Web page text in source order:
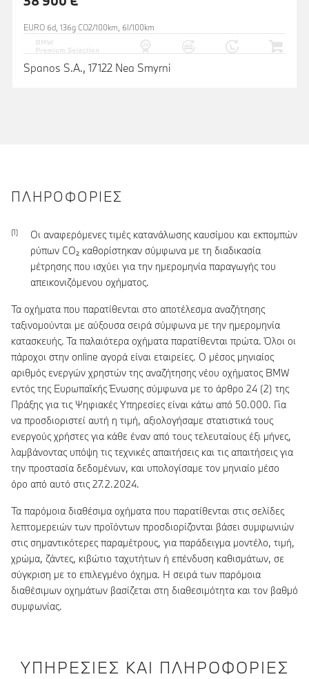
EURO 6d, 136g CO2/100km, 6l/100km
Spanos S.A., 17122 Nea Smyrni
ΠΛΗΡΟΦΟΡΊΕΣ
Οι αναφερόμενες τιμές κατανάλωσης καυσίμου και εκπομπών
ρύπων CO₂ καθορίστηκαν σύμφωνα με τη διαδικασία
μέτρησης που ισχύει για την ημερομηνία παραγωγής του
απεικονιζόμενου οχήματος.
Τα οχήματα που παρατίθενται στο αποτέλεσμα αναζήτησης
ταξινομούνται με αύξουσα σειρά σύμφωνα με την ημερομηνία
κατασκευής. Τα παλαιότερα οχήματα παρατίθενται πρώτα. Όλοι οι
πάροχοι στην online αγορά είναι εταιρείες. Ο μέσος μηνιαίος
αριθμός ενεργών χρηστών της αναζήτησης νέου οχήματος BMW
εντός της Ευρωπαϊκής Ένωσης σύμφωνα με το άρθρο 24 (2) της
Πράξης για τις Ψηφιακές Υπηρεσίες είναι κάτω από 50.000. Για
να προσδιοριστεί αυτή η τιμή, αξιολογήσαμε στατιστικά τους
ενεργούς χρήστες για κάθε έναν από τους τελευταίους έξι μήνες,
λαμβάνοντας υπόψη τις τεχνικές απαιτήσεις και τις απαιτήσεις για
την προστασία δεδομένων, και υπολογίσαμε τον μηνιαίο μέσο
όρο από αυτό στις 27.2.2024.
Τα παρόμοια διαθέσιμα οχήματα που παρατίθενται στις σελίδες
λεπτομερειών των προϊόντων προσδιορίζονται βάσει συμφωνιών
στις σημαντικότερες παραμέτρους, για παράδειγμα μοντέλο, τιμή,
χρώμα, ζάντες, κιβώτιο ταχυτήτων ή επένδυση καθισμάτων, σε
σύγκριση με το επιλεγμένο όχημα. Η σειρά των παρόμοια
διαθέσιμων οχημάτων βασίζεται στη διαθεσιμότητα και τον βαθμό
συμφωνίας.
ΥΠΗΡΕΣΙΕΣ ΚΑΙ ΠΛΗΡΟΦΟΡΙΕΣ